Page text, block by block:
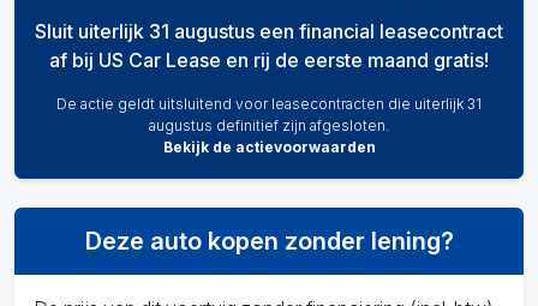
Sluit uiterlijk 31 augustus een financial leasecontract
af bij US Car Lease en rij de eerste maand gratis!
De actie geldt uitsluitend voor leasecontracten die uiterlijk 31
augustus definitief zijn afgesloten.
Bekijk de actievoorwaarden
Deze auto kopen zonder lening?